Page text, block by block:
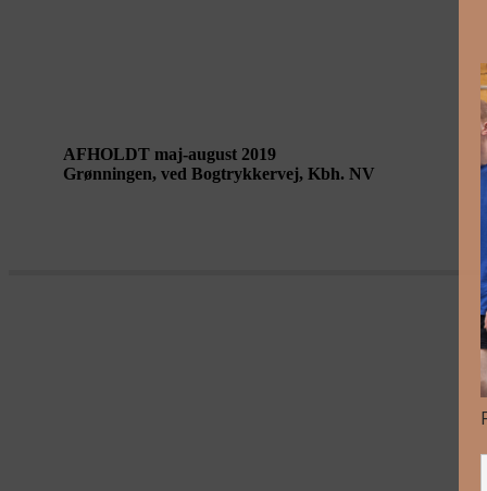
METROPOLIS PÅ GRØNNINGEN NV –
AFHOLDT maj-august 2019
Grønningen, ved Bogtrykkervej, Kbh. NV
Metropolis i børnehøjde: Det er sjovere at lege